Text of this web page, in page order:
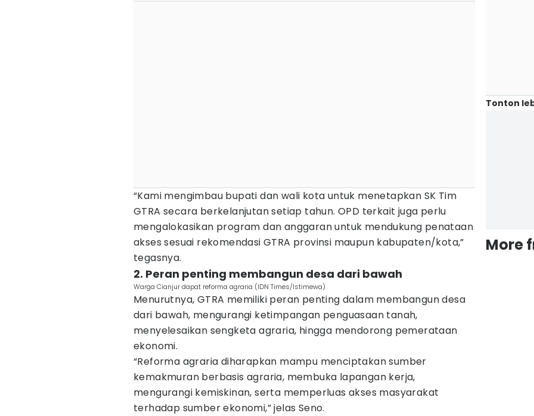
“Kami mengimbau bupati dan wali kota untuk menetapkan SK Tim
GTRA secara berkelanjutan setiap tahun. OPD terkait juga perlu
mengalokasikan program dan anggaran untuk mendukung penataan
akses sesuai rekomendasi GTRA provinsi maupun kabupaten/kota,”
tegasnya.
2. Peran penting membangun desa dari bawah
Warga Cianjur dapat reforma agraria (IDN Times/Istimewa)
Menurutnya, GTRA memiliki peran penting dalam membangun desa
dari bawah, mengurangi ketimpangan penguasaan tanah,
menyelesaikan sengketa agraria, hingga mendorong pemerataan
ekonomi.
“Reforma agraria diharapkan mampu menciptakan sumber
kemakmuran berbasis agraria, membuka lapangan kerja,
mengurangi kemiskinan, serta memperluas akses masyarakat
terhadap sumber ekonomi,” jelas Seno.
Tonton
More